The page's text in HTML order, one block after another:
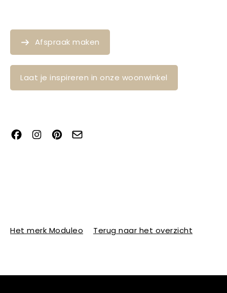
Afspraak maken
Laat je inspireren in onze woonwinkel
Het merk Moduleo Terug naar het overzicht